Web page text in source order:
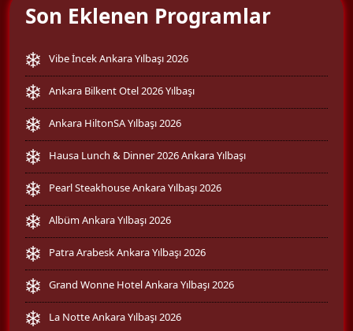
Son Eklenen Programlar
Vibe İncek Ankara Yılbaşı 2026
Ankara Bilkent Otel 2026 Yılbaşı
Ankara HiltonSA Yılbaşı 2026
Hausa Lunch & Dinner 2026 Ankara Yılbaşı
Pearl Steakhouse Ankara Yılbaşı 2026
Albüm Ankara Yılbaşı 2026
Patra Arabesk Ankara Yılbaşı 2026
Grand Wonne Hotel Ankara Yılbaşı 2026
La Notte Ankara Yılbaşı 2026